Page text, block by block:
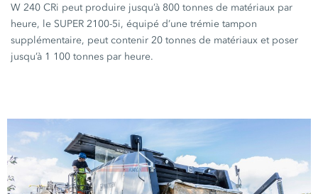
W 240 CRi peut produire jusqu’à 800 tonnes de matériaux par
heure, le SUPER 2100-5i, équipé d’une trémie tampon
supplémentaire, peut contenir20 tonnes de matériaux et poser
jusqu’à 1 100 tonnes par heure.